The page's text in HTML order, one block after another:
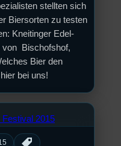
stellten sich
Biersorten zu testen
Kneitinger Edel-
von Bischofshof,
Bier den
bei uns!